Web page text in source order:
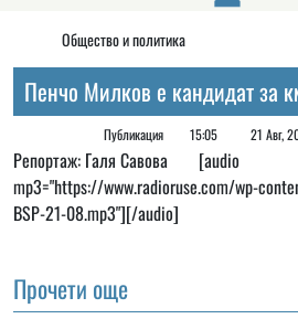
Общество и политика
Пенчо Милков е кандидат за
Публикация 15:05 21 Авг,
Репортаж: Галя Савова [audio
mp3="https://www.radioruse.com/wp-
BSP-21-08.mp3"][/audio]
Прочети още